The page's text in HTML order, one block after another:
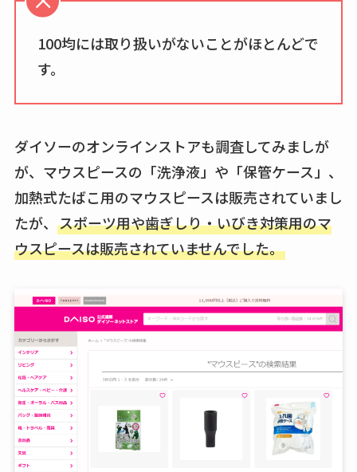
100均には取り扱いがないことがほとんどで
す。
ダイソーのオンラインストアも調査してみましが
が、マウスピースの「洗浄液」や「保管ケース」、
加熱式たばこ用のマウスピースは販売されていまし
たが、 スポーツ用や歯ぎしり・いびき対策用のマ
ウスピースは販売されていませんでした。